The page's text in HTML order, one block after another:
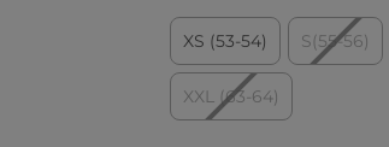
XS (53-54) S(55-56)
XXL (63-64)